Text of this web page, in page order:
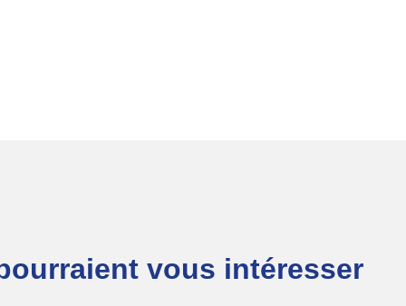
vous intéresser